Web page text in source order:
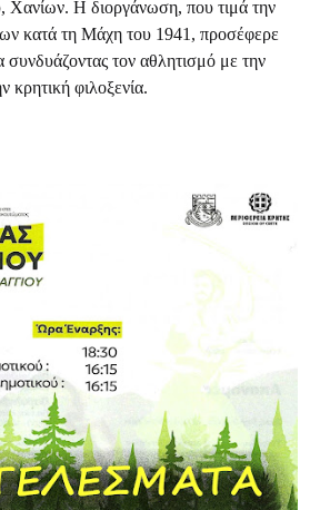
Χανίων. Η διοργάνωση, που τιμά την
κατά τη Μάχη του 1941, προσέφερε
συνδυάζοντας τον αθλητισμό με την
κρητική φιλοξενία.